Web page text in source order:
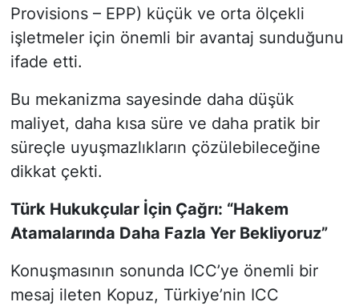
Provisions – EPP) küçük ve orta ölçekli
işletmeler için önemli bir avantaj sunduğunu
ifade etti.
Bu mekanizma sayesinde daha düşük
maliyet, daha kısa süre ve daha pratik bir
süreçle uyuşmazlıkların çözülebileceğine
dikkat çekti.
Türk Hukukçular İçin Çağrı: “Hakem
Atamalarında Daha Fazla Yer Bekliyoruz”
Konuşmasının sonunda ICC’ye önemli bir
mesaj ileten Kopuz, Türkiye’nin ICC